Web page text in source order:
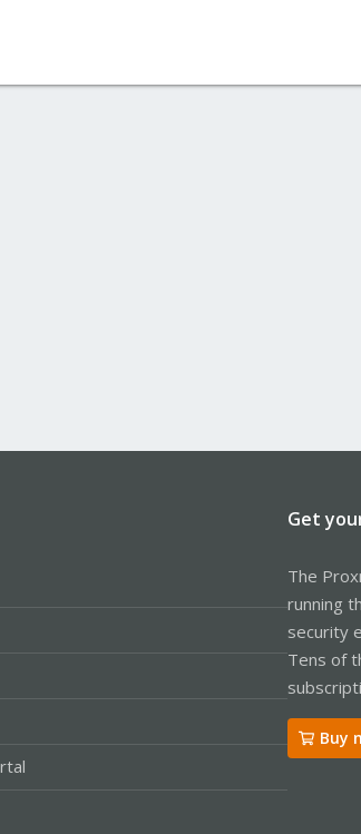
Get
The
running
security
Tens of
Buy